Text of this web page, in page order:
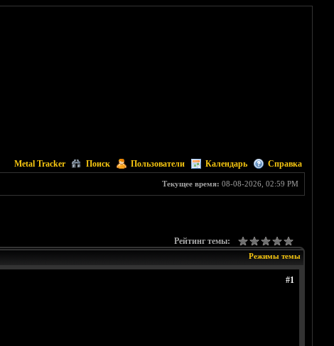
Metal Tracker Поиск Пользователи Календарь Справка
Текущее время: 08-08-2026, 02:59 PM
Рейтинг темы:
Режимы темы
#1